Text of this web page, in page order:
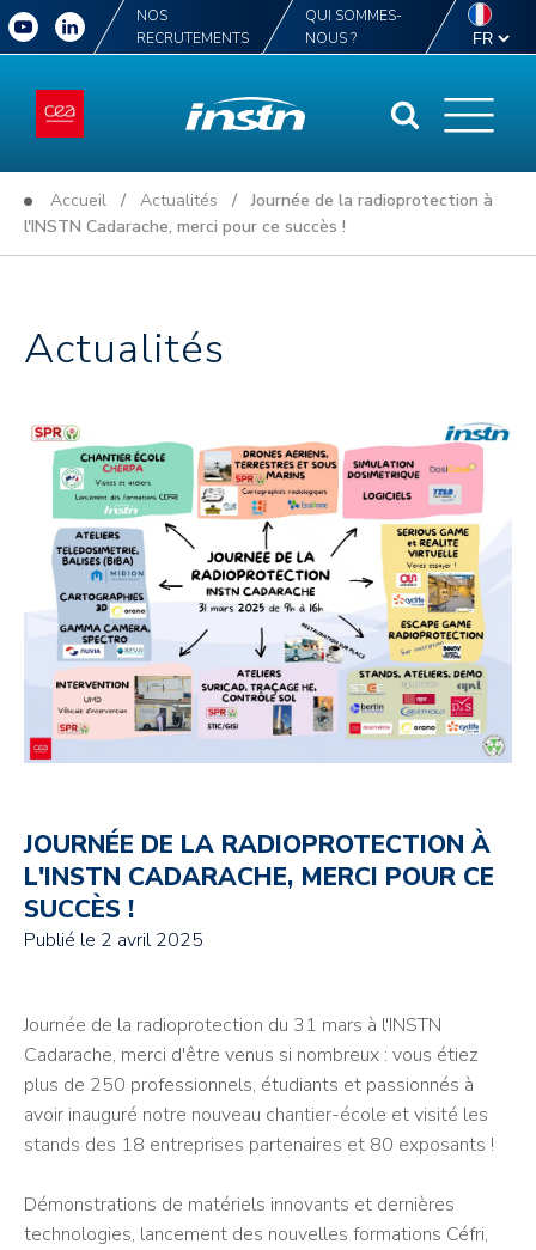
NOS
RECRUTEMENTS
QUI SOMMES-
NOUS ?
Accueil / Actualités / Journée de la radioprotection à
l'INSTN Cadarache, merci pour ce succès !
Actualités
JOURNÉE DE LA RADIOPROTECTION À
L'INSTN CADARACHE, MERCI POUR CE
SUCCÈS !
Publié le 2 avril 2025
Journée de la radioprotection du 31 mars à l'INSTN
Cadarache, merci d'être venus si nombreux : vous étiez
plus de 250 professionnels, étudiants et passionnés à
avoir inauguré notre nouveau chantier-école et visité les
stands des 18 entreprises partenaires et 80 exposants !
Démonstrations de matériels innovants et dernières
technologies, lancement des nouvelles formations Céfri,